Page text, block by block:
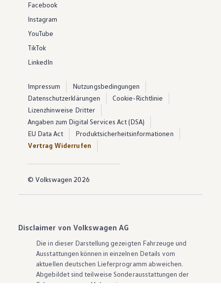
Facebook
Instagram
YouTube
TikTok
LinkedIn
Impressum
Nutzungsbedingungen
Datenschutzerklärungen
Cookie-Richtlinie
Lizenzhinweise Dritter
Angaben zum Digital Services Act (DSA)
EU Data Act
Produktsicherheitsinformationen
Vertrag Widerrufen
© Volkswagen 2026
Disclaimer von Volkswagen AG
Die in dieser Darstellung gezeigten Fahrzeuge und
Ausstattungen können in einzelnen Details vom
aktuellen deutschen Lieferprogramm abweichen.
Abgebildet sind teilweise Sonderausstattungen der
Fahrzeuge gegen Mehrpreis.